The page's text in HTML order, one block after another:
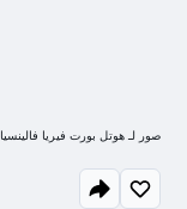
صور لـ هوتل بورت فيريا فالينسيا